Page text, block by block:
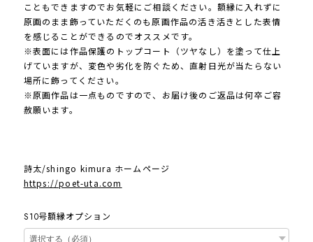
こともできますのでお気軽にご相談ください。額縁に入れずに
原画のまま飾っていただくのも原画作品の活き活きとした表情
を感じることができるのでオススメです。
※表面には作品保護のトップコート（ツヤなし）を塗って仕上
げていますが、変色や劣化を防ぐため、直射日光が当たらない
場所に飾ってください。
※原画作品は一点ものですので、お届け後のご返品は何卒ご容
赦願います。
詩太/shingo kimura ホームページ
https://poet-uta.com
S10号額縁オプション